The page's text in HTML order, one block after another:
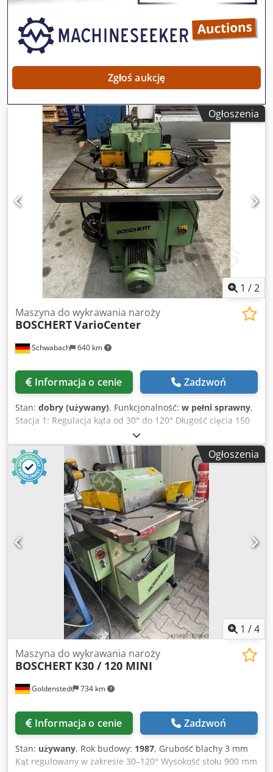
Zgłoś aukcję
Ogłoszenia
1 /2
Schwabach 640 km
Maszyna do wykrawania naroży
BOSCHERTVarioCenter
Informacja o cenie Zadzwoń
Stan: dobry (używany), Funkcjonalność: w pełni sprawny,
Stacja 1: Regulacja kąta od 30° do 120° Długość cięcia 150
mm Dodpfozhgp Ejx Afisck Stacja 2: Nacinanie 100 x 20 mm
Ogłoszenia
1 /4
Goldenstedt 734 km
Maszyna do wykrawania naroży
BOSCHERT K30 / 120 MINI
Informacja o cenie Zadzwoń
Stan: używany, Rok budowy: 1987, Grubość blachy 3 mm
Kąt regulowany w zakresie 30–120° Wysokość stołu 900 mm